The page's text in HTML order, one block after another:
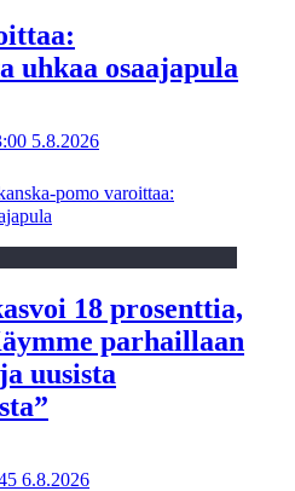
uhkaa osaajapula
5.8.2026
pomo varoittaa:
18 prosenttia,
parhaillaan
uusista
6.8.2026